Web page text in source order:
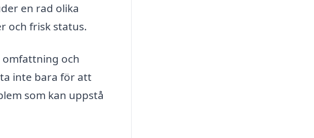
en rad olika
och frisk status.
omfattning och
inte bara för att
som kan uppstå